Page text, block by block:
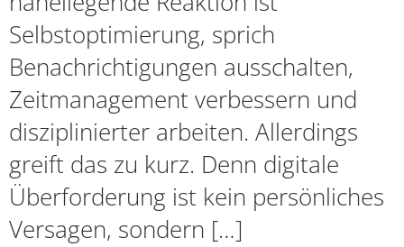
Selbstoptimierung, sprich
Benachrichtigungen ausschalten,
Zeitmanagement verbessern und
disziplinierter arbeiten. Allerdings
greift das zu kurz. Denn digitale
Überforderung ist kein persönliches
Versagen, sondern […]